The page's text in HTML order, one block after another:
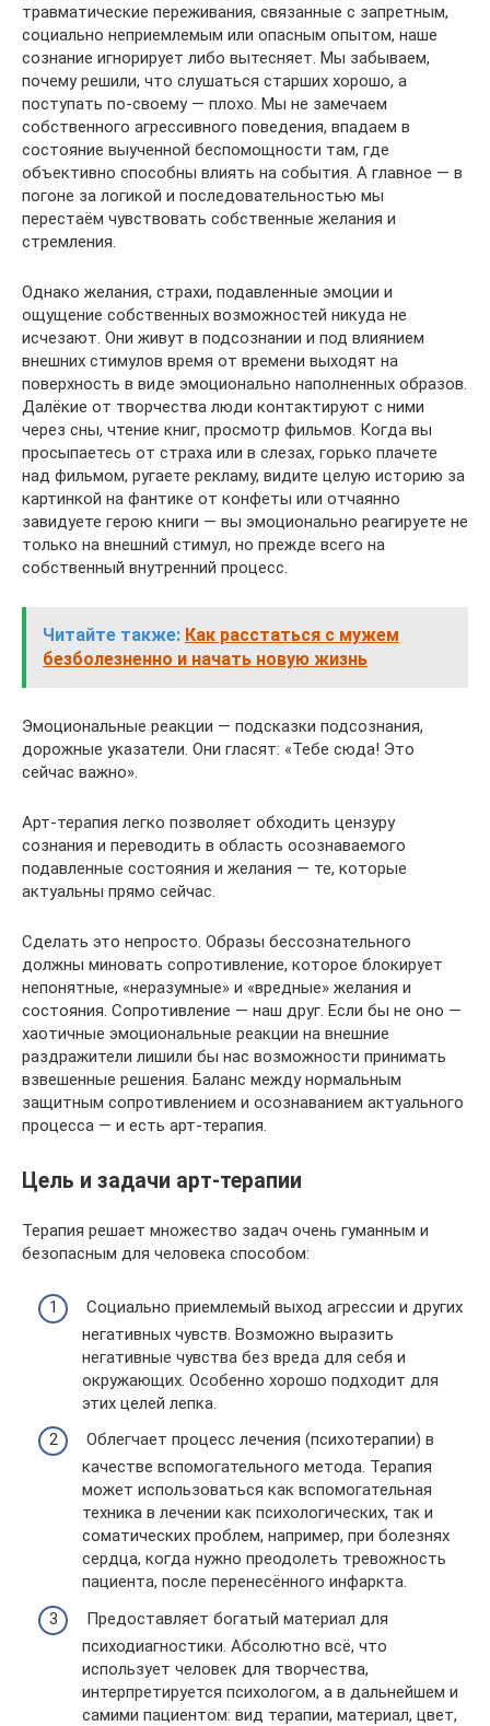
травматические переживания, связанные с запретным,
социально неприемлемым или опасным опытом, наше
сознание игнорирует либо вытесняет. Мы забываем,
почему решили, что слушаться старших хорошо, а
поступать по-своему — плохо. Мы не замечаем
собственного агрессивного поведения, впадаем в
состояние выученной беспомощности там, где
объективно способны влиять на события. А главное — в
погоне за логикой и последовательностью мы
перестаём чувствовать собственные желания и
стремления.
Однако желания, страхи, подавленные эмоции и
ощущение собственных возможностей никуда не
исчезают. Они живут в подсознании и под влиянием
внешних стимулов время от времени выходят на
поверхность в виде эмоционально наполненных образов.
Далёкие от творчества люди контактируют с ними
через сны, чтение книг, просмотр фильмов. Когда вы
просыпаетесь от страха или в слезах, горько плачете
над фильмом, ругаете рекламу, видите целую историю за
картинкой на фантике от конфеты или отчаянно
завидуете герою книги — вы эмоционально реагируете не
только на внешний стимул, но прежде всего на
собственный внутренний процесс.
Читайте также: Как расстаться с мужем
безболезненно и начать новую жизнь
Эмоциональные реакции — подсказки подсознания,
дорожные указатели. Они гласят: «Тебе сюда! Это
сейчас важно».
Арт-терапия легко позволяет обходить цензуру
сознания и переводить в область осознаваемого
подавленные состояния и желания — те, которые
актуальны прямо сейчас.
Сделать это непросто. Образы бессознательного
должны миновать сопротивление, которое блокирует
непонятные, «неразумные» и «вредные» желания и
состояния. Сопротивление — наш друг. Если бы не оно —
хаотичные эмоциональные реакции на внешние
раздражители лишили бы нас возможности принимать
взвешенные решения. Баланс между нормальным
защитным сопротивлением и осознаванием актуального
процесса — и есть арт-терапия.
Цель и задачи арт-терапии
Терапия решает множество задач очень гуманным и
безопасным для человека способом:
Социально приемлемый выход агрессии и других
негативных чувств. Возможно выразить
негативные чувства без вреда для себя и
окружающих. Особенно хорошо подходит для
этих целей лепка.
Облегчает процесс лечения (психотерапии) в
качестве вспомогательного метода. Терапия
может использоваться как вспомогательная
техника в лечении как психологических, так и
соматических проблем, например, при болезнях
сердца, когда нужно преодолеть тревожность
пациента, после перенесённого инфаркта.
Предоставляет богатый материал для
психодиагностики. Абсолютно всё, что
использует человек для творчества,
интерпретируется психологом, а в дальнейшем и
самими пациентом: вид терапии, материал, цвет,